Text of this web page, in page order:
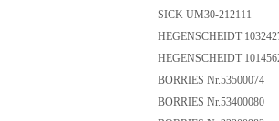
SICK UM30-212111
HEGENSCHEIDT
HEGENSCHEIDT
BORRIES Nr.53500074
BORRIES Nr.53400080